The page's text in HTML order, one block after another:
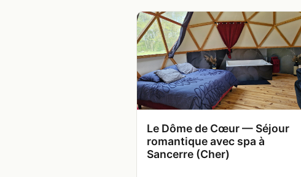
Le Dôme de Cœur — Séjour
romantique avec spa à
Sancerre (Cher)